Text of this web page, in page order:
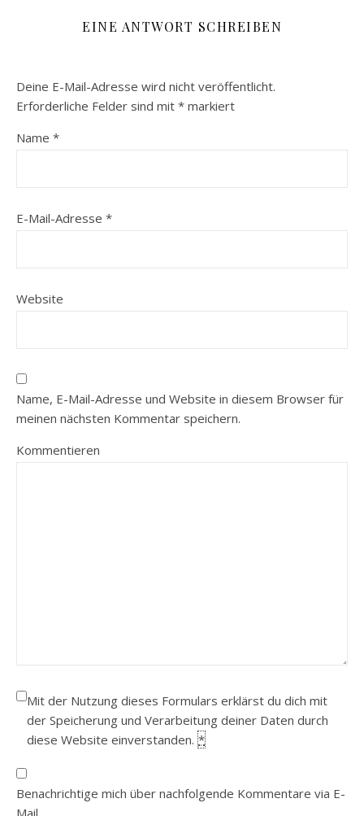
EINE ANTWORT SCHREIBEN
Deine E-Mail-Adresse wird nicht veröffentlicht.
Erforderliche Felder sind mit * markiert
Name *
E-Mail-Adresse *
Website
Name, E-Mail-Adresse und Website in diesem Browser für
meinen nächsten Kommentar speichern.
Kommentieren
Mit der Nutzung dieses Formulars erklärst du dich mit
der Speicherung und Verarbeitung deiner Daten durch
diese Website einverstanden. *
Benachrichtige mich über nachfolgende Kommentare via E-
Mail.